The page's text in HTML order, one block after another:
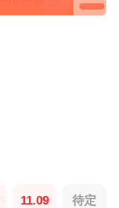
11.09
待定